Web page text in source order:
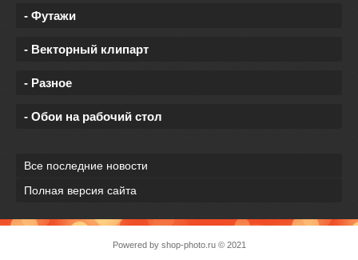
- Футажи
- Векторный клипарт
- Разное
- Обои на рабочий стол
Все последние новости
Полная версия сайта
Powered by shop-photo.ru© 2021